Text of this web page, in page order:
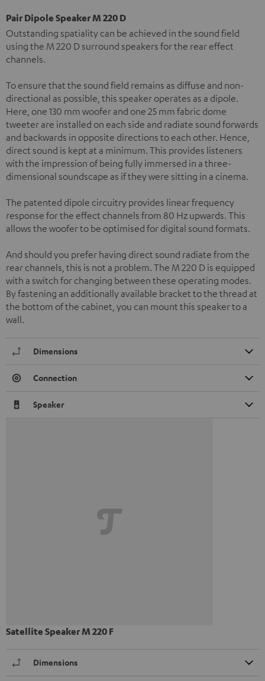
Pair Dipole Speaker M 220 D
Outstanding spatiality can be achieved in the sound field
using the M 220 D surround speakers for the rear effect
channels.
To ensure that the sound field remains as diffuse and non-
directional as possible, this speaker operates as a dipole.
Here, one 130 mm woofer and one 25 mm fabric dome
tweeter are installed on each side and radiate sound forwards
and backwards in opposite directions to each other. Hence,
direct sound is kept at a minimum. This provides listeners
with the impression of being fully immersed in a three-
dimensional soundscape as if they were sitting in a cinema.
The patented dipole circuitry provides linear frequency
response for the effect channels from 80 Hz upwards. This
allows the woofer to be optimised for digital sound formats.
And should you prefer having direct sound radiate from the
rear channels, this is not a problem. The M 220 D is equipped
with a switch for changing between these operating modes.
By fastening an additionally available bracket to the thread at
the bottom of the cabinet, you can mount this speaker to a
wall.
Dimensions
Connection
Speaker
Satellite Speaker M 220 F
Dimensions